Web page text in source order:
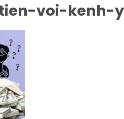
voi-kenh-